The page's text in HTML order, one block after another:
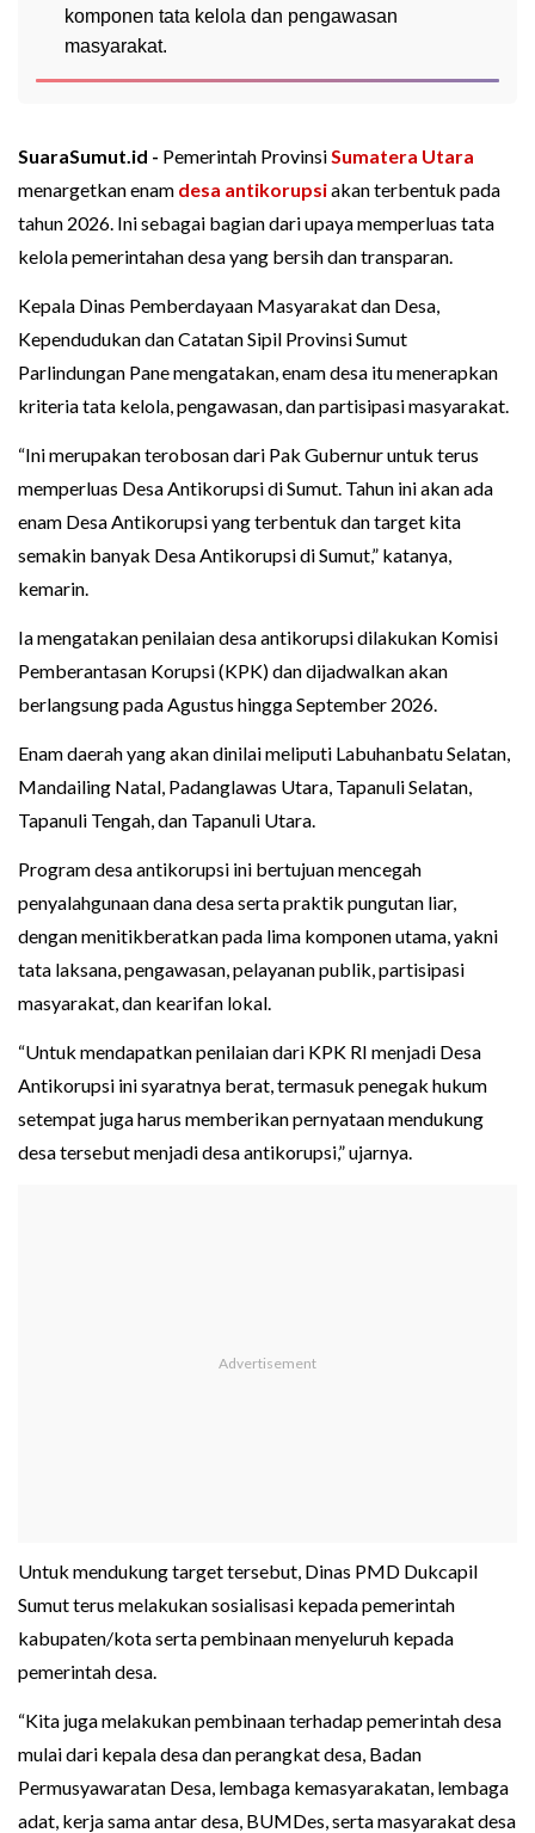
komponen tata kelola dan pengawasan
masyarakat.
SuaraSumut.id - Pemerintah ProvinsiSumatera Utara
menargetkan enam desa antikorupsiakan terbentuk pada
tahun 2026. Ini sebagai bagian dari upaya memperluas tata
kelola pemerintahan desa yang bersih dan transparan.
Kepala Dinas Pemberdayaan Masyarakat dan Desa,
Kependudukan dan Catatan Sipil Provinsi Sumut
Parlindungan Pane mengatakan, enam desa itu menerapkan
kriteria tata kelola, pengawasan, dan partisipasi masyarakat.
“Ini merupakan terobosan dari Pak Gubernur untuk terus
memperluas Desa Antikorupsi di Sumut. Tahun ini akan ada
enam Desa Antikorupsi yang terbentuk dan target kita
semakin banyak Desa Antikorupsi di Sumut,” katanya,
kemarin.
Ia mengatakan penilaian desa antikorupsi dilakukan Komisi
Pemberantasan Korupsi (KPK) dan dijadwalkan akan
berlangsung pada Agustus hingga September 2026.
Enam daerah yang akan dinilai meliputi Labuhanbatu Selatan,
Mandailing Natal, Padanglawas Utara, Tapanuli Selatan,
Tapanuli Tengah, dan Tapanuli Utara.
Program desa antikorupsi ini bertujuan mencegah
penyalahgunaan dana desa serta praktik pungutan liar,
dengan menitikberatkan pada lima komponen utama, yakni
tata laksana, pengawasan, pelayanan publik, partisipasi
masyarakat, dan kearifan lokal.
“Untuk mendapatkan penilaian dari KPK RI menjadi Desa
Antikorupsi ini syaratnya berat, termasuk penegak hukum
setempat juga harus memberikan pernyataan mendukung
desa tersebut menjadi desa antikorupsi,” ujarnya.
Untuk mendukung target tersebut, Dinas PMD Dukcapil
Sumut terus melakukan sosialisasi kepada pemerintah
kabupaten/kota serta pembinaan menyeluruh kepada
pemerintah desa.
“Kita juga melakukan pembinaan terhadap pemerintah desa
mulai dari kepala desa dan perangkat desa, Badan
Permusyawaratan Desa, lembaga kemasyarakatan, lembaga
adat, kerja sama antar desa, BUMDes, serta masyarakat desa